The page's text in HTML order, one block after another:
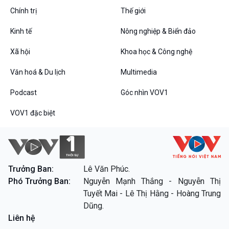
Câu chuyện Thể thao
Infographic
Bình luận
10 phút Sự kiện - Luận bàn
Diễn đàn chủ nhật
Chân dung cuộc sống
Chính trị Thế giới
Kinh tế Nông nghiệp & Biển đảo
Xã hội Khoa học & Công nghệ
Văn hoá & Du lịch Multimedia
Podcast Góc nhìn VOV1
VOV1 đặc biệt
Trưởng Ban:
Lê Văn Phúc.
Phó Trưởng Ban:
Nguyễn Mạnh Thắng - Nguyễn Thị
Tuyết Mai - Lê Thị Hằng - Hoàng Trung
Dũng.
Liên hệ